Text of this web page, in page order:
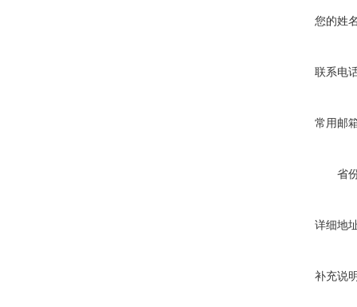
您的姓
联系电
常用邮
省
详细地
补充说